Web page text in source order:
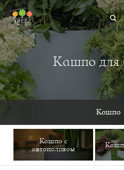
Кашпо для
Кашпо
Кашпо с
автополивом